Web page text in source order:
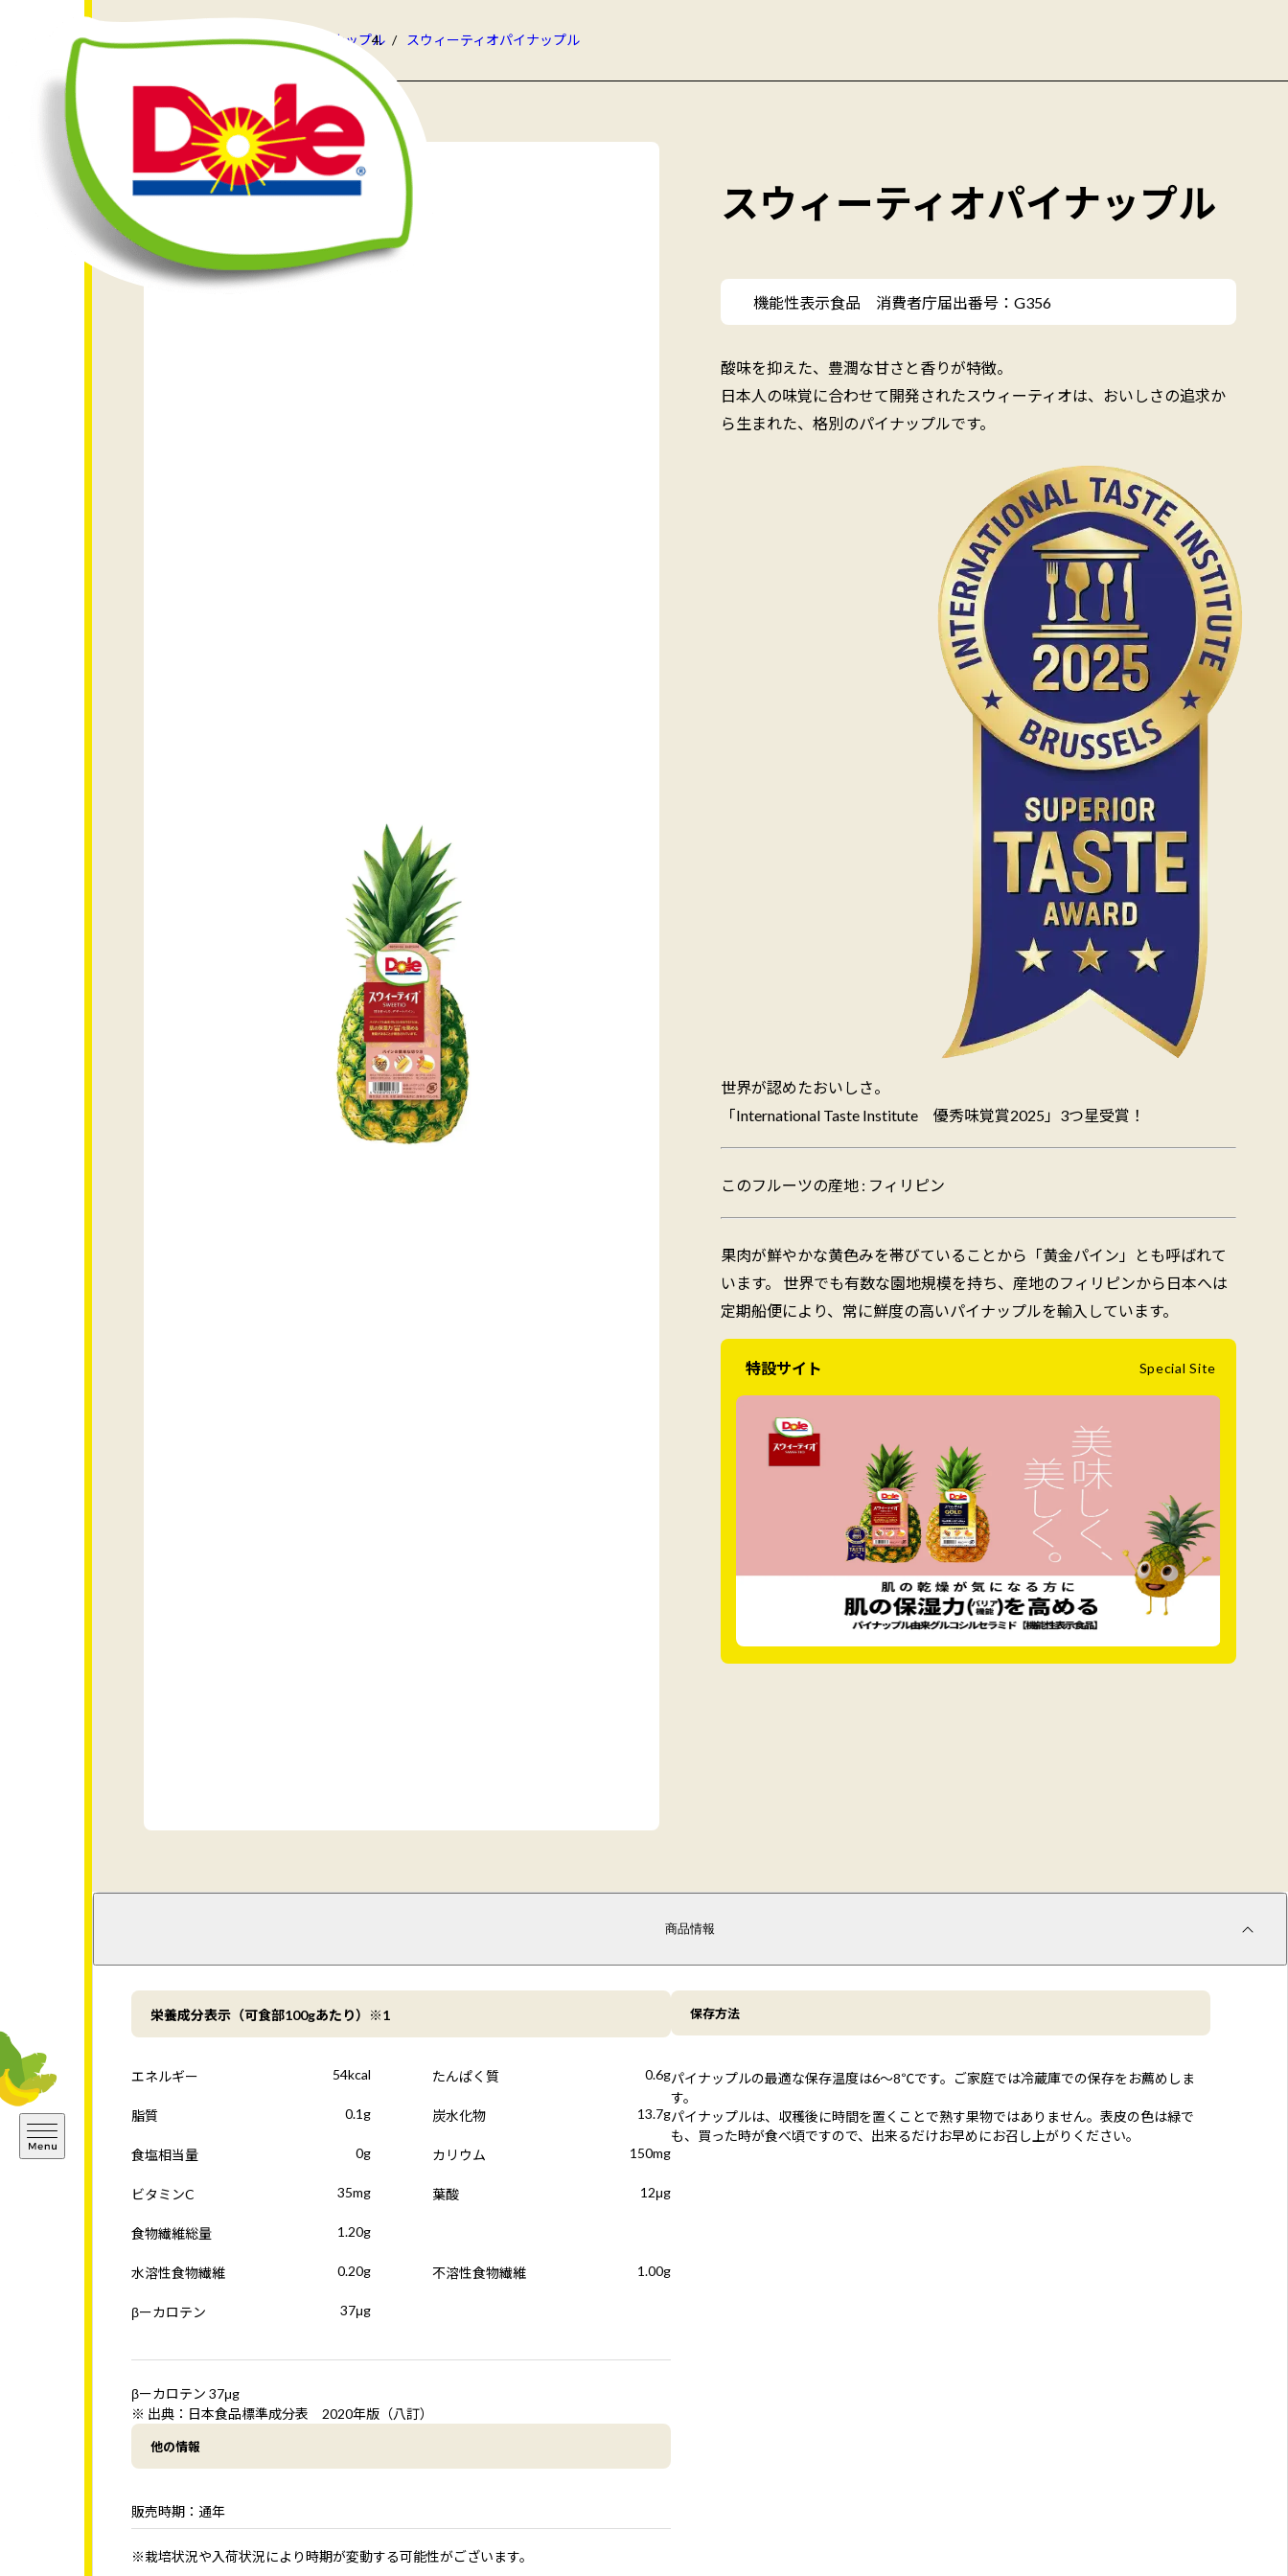
HOME 商品情報 パイナップル スウィーティオパイナップル
スウィーティオパイナップル
機能性表示食品 消費者庁届出番号：G356
酸味を抑えた、豊潤な甘さと香りが特徴。
日本人の味覚に合わせて開発されたスウィーティオは、おいしさの追求か
ら生まれた、格別のパイナップルです。
世界が認めたおいしさ。
「International Taste Institute 優秀味覚賞2025」3つ星受賞！
このフルーツの産地 : フィリピン
果肉が鮮やかな黄色みを帯びていることから「黄金パイン」とも呼ばれて
います。 世界でも有数な園地規模を持ち、産地のフィリピンから日本へは
定期船便により、常に鮮度の高いパイナップルを輸入しています。
特設サイト Special Site
商品情報
栄養成分表示（可食部100gあたり）※1
エネルギー 54kcal たんぱく質 0.6g
脂質 0.1g 炭水化物 13.7g
食塩相当量 0g カリウム 150mg
ビタミンC 35mg 葉酸 12μg
食物繊維総量 1.20g
水溶性食物繊維 0.20g 不溶性食物繊維 1.00g
βーカロテン 37μg
βーカロテン 37μg
※ 出典：日本食品標準成分表 2020年版（八訂）
保存方法
パイナップルの最適な保存温度は6～8℃です。ご家庭では冷蔵庫での保存をお薦めしま
す。
パイナップルは、収穫後に時間を置くことで熟す果物ではありません。表皮の色は緑で
も、買った時が食べ頃ですので、出来るだけお早めにお召し上がりください。
他の情報
販売時期：通年
※栽培状況や入荷状況により時期が変動する可能性がございます。